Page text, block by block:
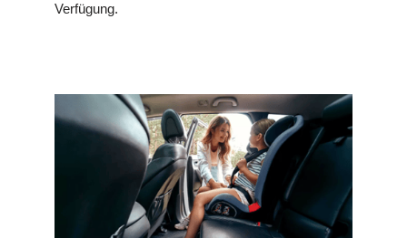
Verfügung.